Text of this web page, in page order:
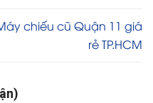
chiếu cũ Quận 11 giá
rẻ TP.HCM